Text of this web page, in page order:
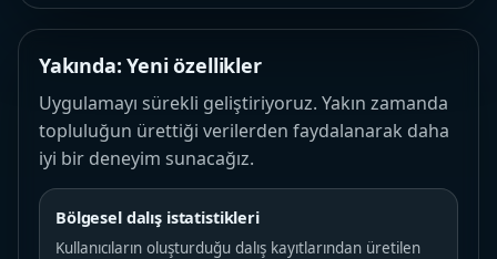
Yakında: Yeni özellikler
Uygulamayı sürekli geliştiriyoruz. Yakın zamanda
topluluğun ürettiği verilerden faydalanarak daha
iyi bir deneyim sunacağız.
Bölgesel dalış istatistikleri
Kullanıcıların oluşturduğu dalış kayıtlarından üretilen